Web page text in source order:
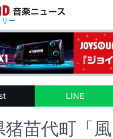
ー
LINE
猪苗代町「